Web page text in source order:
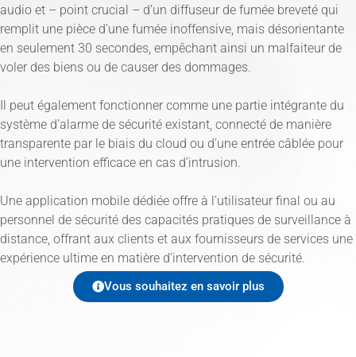
audio et – point crucial – d’un diffuseur de fumée breveté qui
remplit une pièce d’une fumée inoffensive, mais désorientante
en seulement 30 secondes, empêchant ainsi un malfaiteur de
voler des biens ou de causer des dommages.
Il peut également fonctionner comme une partie intégrante du
système d’alarme de sécurité existant, connecté de manière
transparente par le biais du cloud ou d’une entrée câblée pour
une intervention efficace en cas d’intrusion.
Une application mobile dédiée offre à l’utilisateur final ou au
personnel de sécurité des capacités pratiques de surveillance à
distance, offrant aux clients et aux fournisseurs de services une
expérience ultime en matière d’intervention de sécurité.
Vous souhaitez en savoir plus